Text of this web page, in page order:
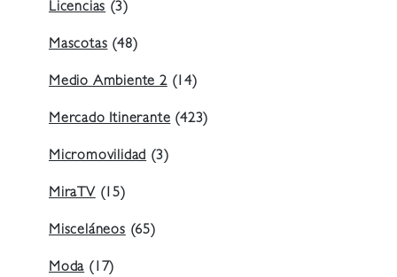
Licencias(3)
Mascotas(48)
Medio Ambiente 2(14)
Mercado Itinerante(423)
Micromovilidad(3)
MiraTV(15)
Misceláneos(65)
Moda(17)